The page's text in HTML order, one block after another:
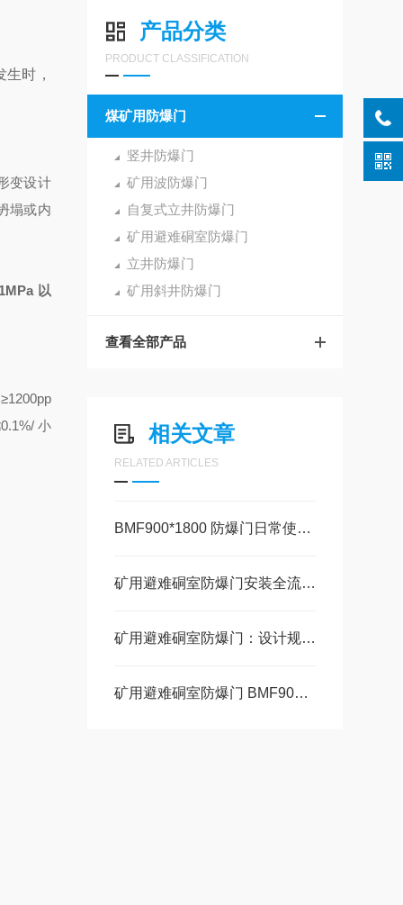
产品分类
PRODUCT CLASSIFICATION
煤矿用防爆门
竖井防爆门
矿用波防爆门
自复式立井防爆门
矿用避难硐室防爆门
立井防爆门
矿用斜井防爆门
查看全部产品
相关文章
RELATED ARTICLES
BMF900*1800 防爆门日常使用规范和维护
矿用避难硐室防爆门安装全流程指南
矿用避难硐室防爆门：设计规范与标准的深度解读
矿用避难硐室防爆门 BMF900*1800结构揭秘
时，
变设计
塌或内
以
小